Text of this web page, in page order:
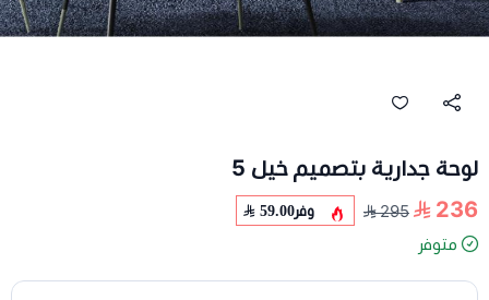
لوحة جدارية بتصميم خيل 5
236
295 وفر59.00
متوفر